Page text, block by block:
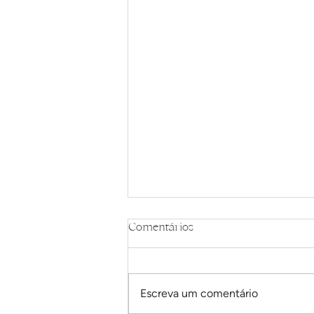
Shakes proteicos
Comentários
Escreva um comentário